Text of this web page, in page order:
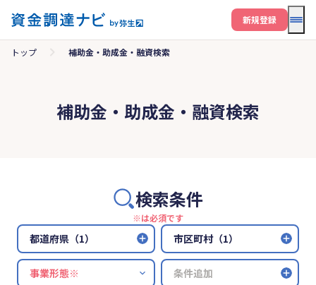
メ
新規登録
トップ 補助金・助成金・融資検索
補助金・助成金・融資検索
検索条件
※は必須です
都道府県（1） 市区町村（1）
条件追加